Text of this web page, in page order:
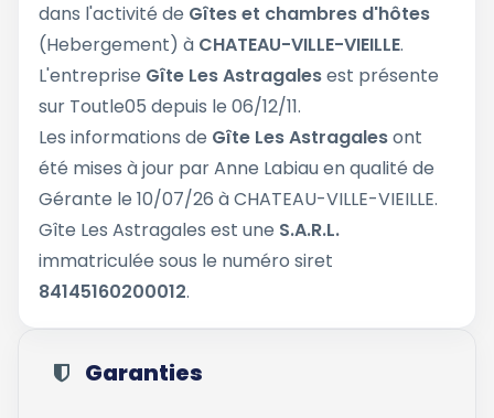
dans l'activité de Gîtes et chambres d'hôtes
(Hebergement) à CHATEAU-VILLE-VIEILLE.
L'entreprise Gîte Les Astragalesest présente
sur Toutle05 depuis le 06/12/11.
Les informations de Gîte Les Astragalesont
été mises à jour par Anne Labiau en qualité de
Gérante le 10/07/26 à CHATEAU-VILLE-VIEILLE.
Gîte Les Astragales est une S.A.R.L.
immatriculée sous le numéro siret
84145160200012.
Garanties